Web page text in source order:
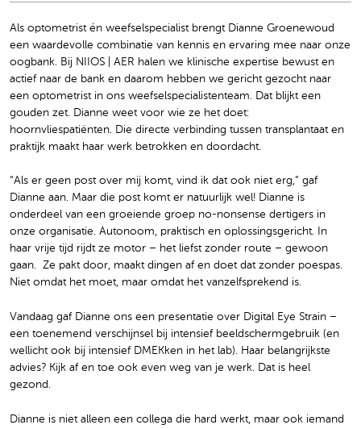
Als optometrist én weefselspecialist brengt Dianne Groenewoud
een waardevolle combinatie van kennis en ervaring mee naar onze
oogbank. Bij NIIOS | AER halen we klinische expertise bewust en
actief naar de bank en daarom hebben we gericht gezocht naar
een optometrist in ons weefselspecialistenteam. Dat blijkt een
gouden zet. Dianne weet voor wie ze het doet:
hoornvliespatiënten. Die directe verbinding tussen transplantaat en
praktijk maakt haar werk betrokken en doordacht.
“Als er geen post over mij komt, vind ik dat ook niet erg,” gaf
Dianne aan. Maar die post komt er natuurlijk wel! Dianne is
onderdeel van een groeiende groep no-nonsense dertigers in
onze organisatie. Autonoom, praktisch en oplossingsgericht. In
haar vrije tijd rijdt ze motor – het liefst zonder route – gewoon
gaan. ️ Ze pakt door, maakt dingen af en doet dat zonder poespas.
Niet omdat het moet, maar omdat het vanzelfsprekend is.
Vandaag gaf Dianne ons een presentatie over Digital Eye Strain –
een toenemend verschijnsel bij intensief beeldschermgebruik (en
wellicht ook bij intensief DMEKken in het lab). Haar belangrijkste
advies? Kijk af en toe ook even weg van je werk. Dat is heel
gezond.
Dianne is niet alleen een collega die hard werkt, maar ook iemand